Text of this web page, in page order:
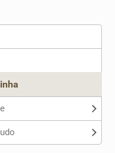
me ajudou